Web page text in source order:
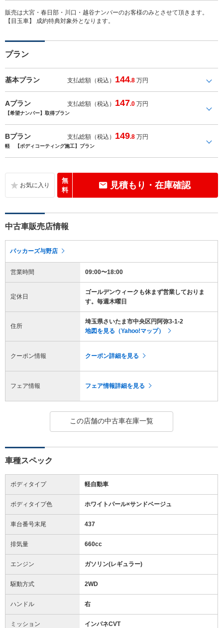
販売は大宮・春日部・川口・越谷ナンバーのお客様のみとさせて頂きます。
【目玉車】 成約特典対象外となります。
プラン
基本プラン 支払総額（税込） 144.8 万円
Aプラン 支払総額（税込） 147.0 万円
【希望ナンバー】取得プラン
Bプラン 支払総額（税込） 149.8 万円
軽 【ボディコーティング施工】プラン
無
料
見積もり・在庫確認
中古車販売店情報
パッカーズ与野店
営業時間 09:00〜18:00
定休日
ゴールデンウィークも休まず営業しておりま
す。毎週木曜日
住所
埼玉県さいたま市中央区円阿弥3-1-2
地図を見る（Yahoo!マップ）
クーポン情報 クーポン詳細を見る
フェア情報 フェア情報詳細を見る
この店舗の中古車在庫一覧
車種スペック
ボディタイプ 軽自動車
ボディタイプ色 ホワイトパール×サンドベージュ
車台番号末尾 437
排気量 660cc
エンジン ガソリン(レギュラー)
駆動方式 2WD
ハンドル 右
ミッション インパネCVT